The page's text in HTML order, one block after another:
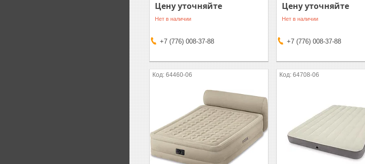
Цену уточняйте
Нет в наличии
+7 (776) 008-37-88
Цену уточняйте
Нет в наличии
+7 (776) 008-37-88
64460-06 64708-06